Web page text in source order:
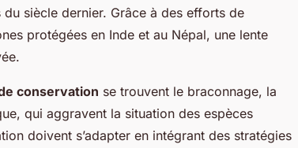
siècle dernier. Grâce à des efforts de
protégées en Inde et au Népal, une lente
conservation se trouvent le braconnage, la
qui aggravent la situation des espèces
doivent s’adapter en intégrant des stratégies